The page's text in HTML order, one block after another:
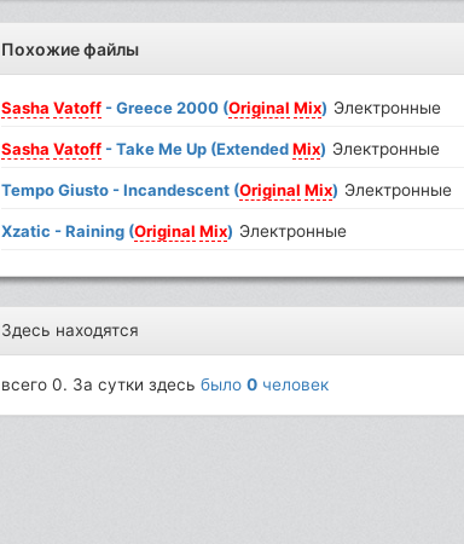
Похожие файлы
Sasha Vatoff - Greece 2000 (Original Mix) Электронные
Sasha Vatoff - Take Me Up (ExtendedMix) Электронные
Tempo Giusto - Incandescent (Original Mix) Электронные
Xzatic - Raining (Original Mix) Электронные
Здесь находятся
всего 0. За сутки здесьбыло0 человек